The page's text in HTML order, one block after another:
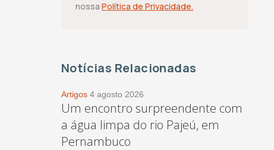
nossa Política de Privacidade.
Notícias Relacionadas
Artigos 4 agosto 2026
Um encontro surpreendente com
a água limpa do rio Pajeú, em
Pernambuco